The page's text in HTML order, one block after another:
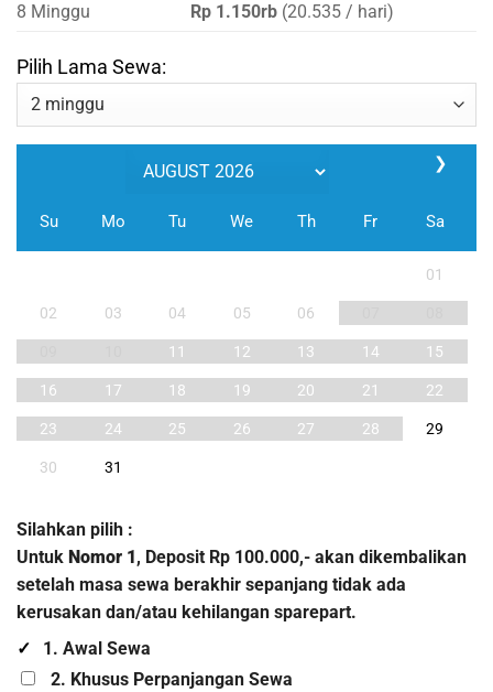
8 Minggu
Rp 1.150rb (20.535 / hari)
Pilih Lama Sewa:
❯
Su Mo Tu We Th Fr Sa
01
02 03 04 05 06
11 12 13 14 15
16 17 18 19 20 21 22
23 24 25 26 27 28 29
30 31
Silahkan pilih :
Untuk Nomor 1, Deposit Rp 100.000,- akan dikembalikan
setelah masa sewa berakhir sepanjang tidak ada
kerusakan dan/atau kehilangan sparepart.
1. Awal Sewa
2. Khusus Perpanjangan Sewa